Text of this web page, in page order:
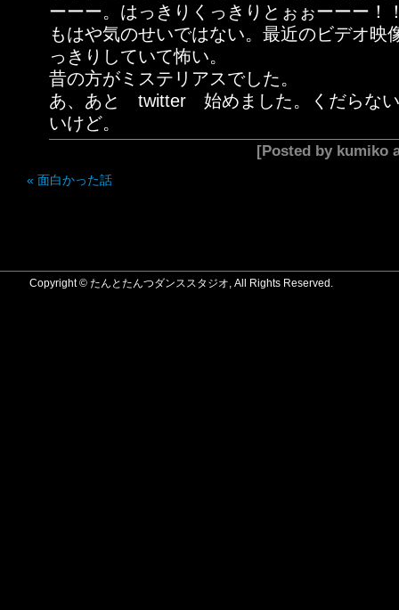
ーーー。はっきりくっきりとぉぉーーー！
もはや気のせいではない。最近のビデオ映
っきりしていて怖い。
昔の方がミステリアスでした。
あ、あと twitter 始めました。くだらな
いけど。
[Posted by kumiko
« 面白かった話
Copyright © たんとたんつダンススタジオ, All Rights Reserved.